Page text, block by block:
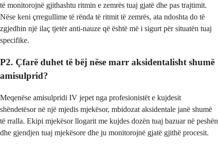
të monitorojnë gjithashtu ritmin e zemrës tuaj gjatë dhe pas trajtimit.
Nëse keni çrregullime të rënda të ritmit të zemrës, ata ndoshta do të
zgjedhin një ilaç tjetër anti-nauze që është më i sigurt për situatën tuaj
specifike.
P2. Çfarë duhet të bëj nëse marr aksidentalisht shumë
amisulprid?
Meqenëse amisulpridi IV jepet nga profesionistët e kujdesit
shëndetësor në një mjedis mjekësor, mbidozat aksidentale janë shumë
të rralla. Ekipi mjekësor llogarit me kujdes dozën tuaj bazuar në peshën
dhe gjendjen tuaj mjekësore dhe ju monitorojnë gjatë gjithë procesit.